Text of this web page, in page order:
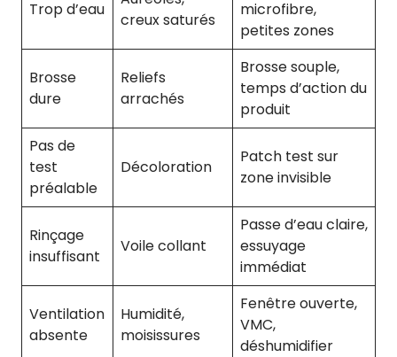
Trop d’eau
creux saturés
microfibre,
petites zones
Brosse
dure
Reliefs
arrachés
Brosse souple,
temps d’action du
produit
Pas de
test
préalable
Décoloration
Patch test sur
zone invisible
Rinçage
insuffisant
Voile collant
Passe d’eau claire,
essuyage
immédiat
Ventilation
absente
Humidité,
moisissures
Fenêtre ouverte,
VMC,
déshumidifier